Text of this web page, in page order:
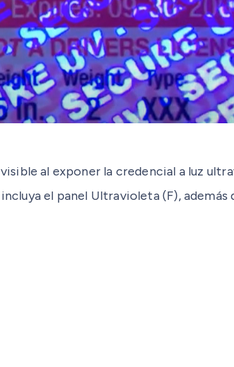
al exponer la credencial a luz
el panel Ultravioleta (F), además